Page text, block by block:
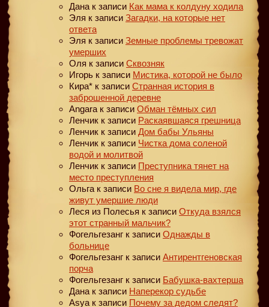
Дана к записи Как мама к колдуну ходила
Эля к записи Загадки, на которые нет
ответа
Эля к записи Земные проблемы тревожат
умерших
Оля к записи Сквозняк
Игорь к записи Мистика, которой не было
Кира* к записи Странная история в
заброшенной деревне
Angara к записи Обман тёмных сил
Ленчик к записи Раскаявшаяся грешница
Ленчик к записи Дом бабы Ульяны
Ленчик к записи Чистка дома соленой
водой и молитвой
Ленчик к записи Преступника тянет на
место преступления
Ольга к записи Во сне я видела мир, где
живут умершие люди
Леся из Полесья к записи Откуда взялся
этот странный мальчик?
Фогельгезанг к записи Однажды в
больнице
Фогельгезанг к записи Антирентгеновская
порча
Фогельгезанг к записи Бабушка-вахтерша
Дана к записи Наперекор судьбе
Asya к записи Почему за дедом следят?